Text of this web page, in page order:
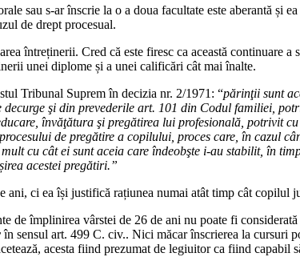
sau s-ar înscrie la o a doua facultate este aberantă și
de drept procesual.
întreținerii. Cred că este firesc ca această continuare a
unei diplome și a unei calificări cât mai înalte.
Tribunal Suprem în decizia nr. 2/1971: “părinţii sunt
şi din prevederile art. 101 din Codul familiei,
învăţătura şi pregătirea lui profesională, potrivit
de pregătire a copilului, proces care, în cazul
cu cât ei sunt aceia care îndeobşte i-au stabilit, în
acestei pregătiri.”
ani, ci ea își justifică rațiunea numai atât timp cât copilul
de împlinirea vârstei de 26 de ani nu poate fi
în sensul art. 499 C. civ.. Nici măcar înscrierea la cursuri
acesta fiind prezumat de legiuitor ca fiind capabil